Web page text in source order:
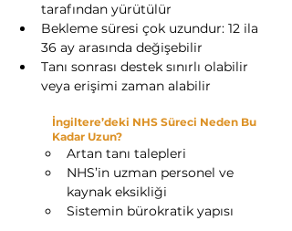
tarafından yürütülür
Bekleme süresi çok uzundur: 12 ila
36 ay arasında değişebilir
Tanı sonrası destek sınırlı olabilir
veya erişimi zaman alabilir
İngiltere’deki NHS Süreci Neden Bu
Kadar Uzun?
Artan tanı talepleri
NHS’in uzman personel ve
kaynak eksikliği
Sistemin bürokratik yapısı